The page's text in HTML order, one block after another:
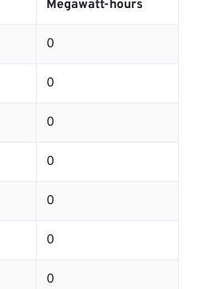
Megawatt-hours
0
0
0
0
0
0
0